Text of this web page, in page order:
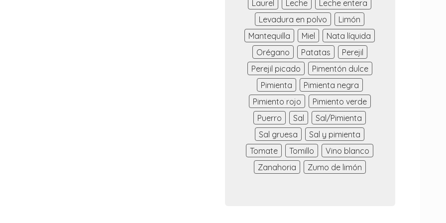
Laurel Leche
Leche entera
Levadura en polvo
Limón
Mantequilla
Miel
Nata líquida
Orégano
Patatas
Perejil
Perejil picado
Pimentón dulce
Pimienta
Pimienta negra
Pimiento rojo
Pimiento verde
Puerro
Sal
Sal/Pimienta
Sal gruesa
Sal y pimienta
Tomate
Tomillo
Vino blanco
Zanahoria
Zumo de limón